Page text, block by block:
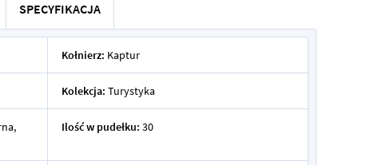
Kołnierz: Kaptur
Kolekcja: Turystyka
Ilość w pudełku: 30
SPECYFIKACJA